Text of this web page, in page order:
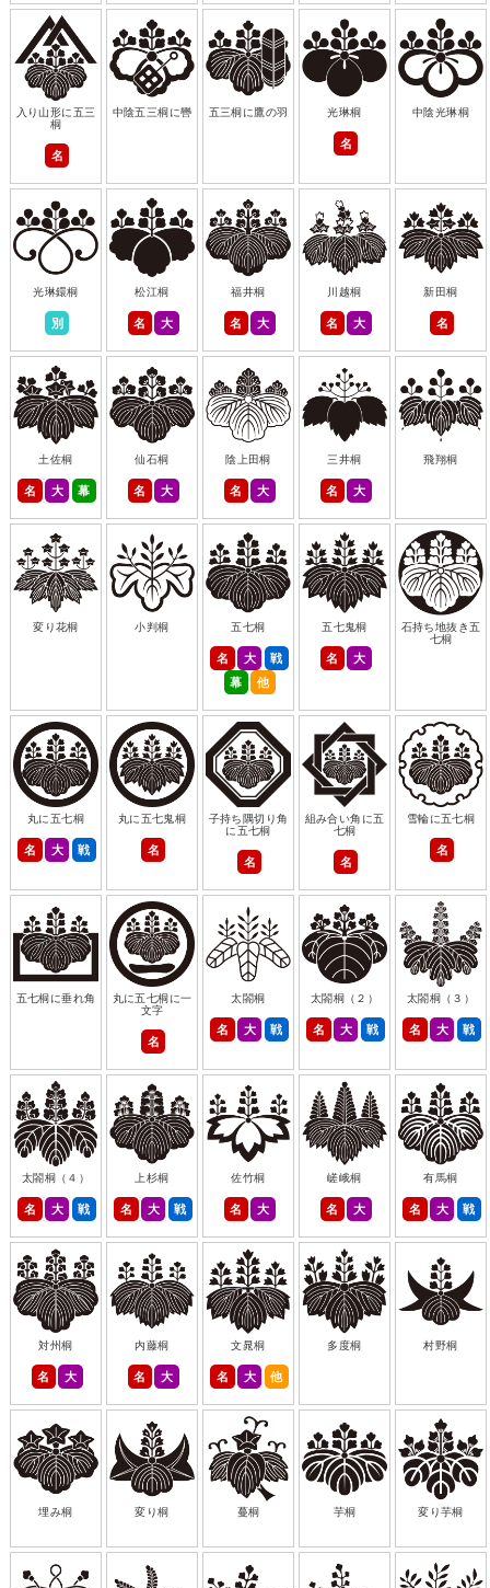
入り山形に五三
桐
名
中陰五三桐に轡 五三桐に鷹の羽 光琳桐
名
中陰光琳桐
光琳鐶桐
別
松江桐
名 大
福井桐
名 大
川越桐
名 大
新田桐
名
土佐桐
名 大 幕
仙石桐
名 大
陰上田桐
名 大
三井桐
名 大
飛翔桐
変り花桐 小判桐 五七桐
名 大
戦
幕
他
五七鬼桐
名 大
石持ち地抜き五
七桐
丸に五七桐
名 大 戦
丸に五七鬼桐
名
子持ち隅切り角
に五七桐
名
組み合い角に五
七桐
名
雪輪に五七桐
名
五七桐に垂れ角
丸に五七桐に一
文字
名
太閤桐
名 大 戦
太閤桐（２）
名 大 戦
太閤桐（３）
名 大 戦
太閤桐（４）
名 大 戦
上杉桐
名 大 戦
佐竹桐
名 大
嵯峨桐
名 大
有馬桐
名 大 戦
対州桐
名 大
内藤桐
名 大
文晁桐
名 大 他
多度桐 村野桐
埋み桐 変り桐 蔓桐 芋桐 変り芋桐